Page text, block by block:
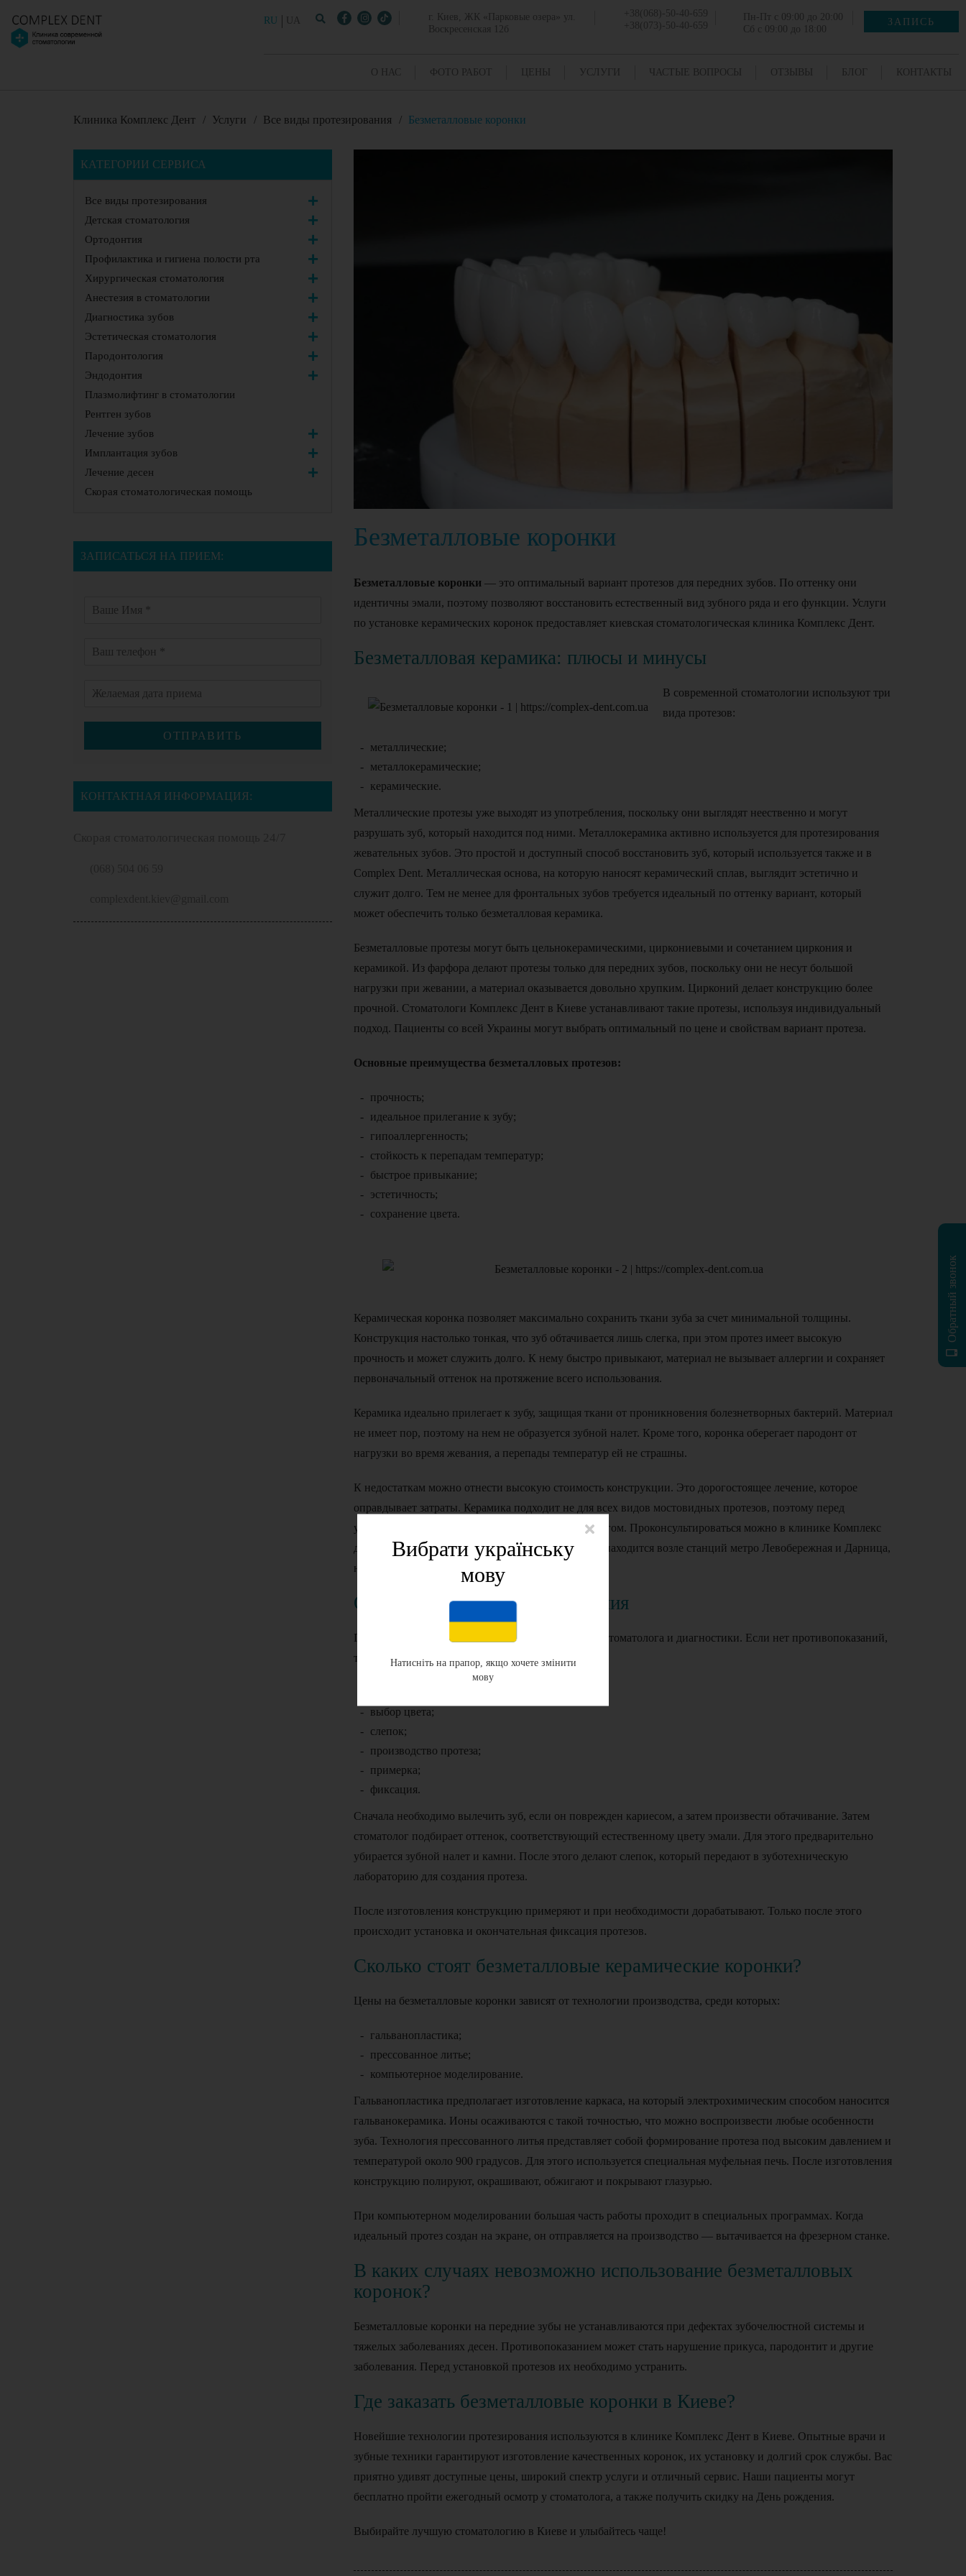
RU UA
г. Киев, ЖК «Парковые озера» ул.
Воскресенская 12б
+38(068)-50-40-659
+38(073)-50-40-659
Пн-Пт с 09:00 до 20:00
Сб с 09:00 до 18:00
ЗАПИСЬ
О НАС ФОТО РАБОТ ЦЕНЫ УСЛУГИ ЧАСТЫЕ ВОПРОСЫ ОТЗЫВЫ БЛОГ КОНТАКТЫ
Клиника Комплекс Дент / Услуги / Все виды протезирования / Безметалловые коронки
КАТЕГОРИИ СЕРВИСА
Все виды протезирования
Детская стоматология
Ортодонтия
Профилактика и гигиена полости рта
Хирургическая стоматология
Анестезия в стоматологии
Диагностика зубов
Эстетическая стоматология
Пародонтология
Эндодонтия
Плазмолифтинг в стоматологии
Рентген зубов
Лечение зубов
Имплантация зубов
Лечение десен
Скорая стоматологическая помощь
ЗАПИСАТЬСЯ НА ПРИЕМ:
ОТПРАВИТЬ
КОНТАКТНАЯ ИНФОРМАЦИЯ:
Безметалловые коронки
Безметалловые коронки — это оптимальный вариант протезов для передних зубов. По оттенку они
идентичны эмали, поэтому позволяют восстановить естественный вид зубного ряда и его функции. Услуги
по установке керамических коронок предоставляет киевская стоматологическая клиника Комплекс Дент.
Безметалловая керамика: плюсы и минусы
В современной стоматологии используют три
вида протезов:
металлические;
металлокерамические;
керамические.
Металлические протезы уже выходят из употребления, поскольку они выглядят неественно и могут
разрушать зуб, который находится под ними. Металлокерамика активно используется для протезирования
жевательных зубов. Это простой и доступный способ восстановить зуб, который используется также и в
Complex Dent. Металлическая основа, на которую наносят керамический сплав, выглядит эстетично и
служит долго. Тем не менее для фронтальных зубов требуется идеальный по оттенку вариант, который
может обеспечить только безметалловая керамика.
Безметалловые протезы могут быть цельнокерамическими, циркониевыми и сочетанием циркония и
керамикой. Из фарфора делают протезы только для передних зубов, поскольку они не несут большой
нагрузки при жевании, а материал оказывается довольно хрупким. Цирконий делает конструкцию более
прочной. Стоматологи Комплекс Дент в Киеве устанавливают такие протезы, используя индивидуальный
подход. Пациенты со всей Украины могут выбрать оптимальный по цене и свойствам вариант протеза.
Основные преимущества безметалловых протезов:
прочность;
идеальное прилегание к зубу;
гипоаллергенность;
стойкость к перепадам температур;
быстрое привыкание;
эстетичность;
сохранение цвета.
Керамическая коронка позволяет максимально сохранить ткани зуба за счет минимальной толщины.
Конструкция настолько тонкая, что зуб обтачивается лишь слегка, при этом протез имеет высокую
прочность и может служить долго. К нему быстро привыкают, материал не вызывает аллергии и сохраняет
первоначальный оттенок на протяжение всего использования.
Керамика идеально прилегает к зубу, защищая ткани от проникновения болезнетворных бактерий. Материал
не имеет пор, поэтому на нем не образуется зубной налет. Кроме того, коронка оберегает пародонт от
нагрузки во время жевания, а перепады температур ей не страшны.
К недостаткам можно отнести высокую стоимость конструкции. Это дорогостоящее лечение, которое
оправдывает затраты. Керамика подходит не для всех видов мостовидных протезов, поэтому перед
установкой обязательна консультация со стоматологом. Проконсультироваться можно в клинике Комплекс
дент в Днепровском районе Киева. Наша клиника находится возле станций метро Левобережная и Дарница,
неподалеку от массива Воскресенка.
Основные этапы протезирования
Протезирование начинается только после осмотра стоматолога и диагностики. Если нет противопоказаний,
то процесс происходит поэтапно:
выбор цвета;
слепок;
производство протеза;
примерка;
фиксация.
Сначала необходимо вылечить зуб, если он поврежден кариесом, а затем произвести обтачивание. Затем
стоматолог подбирает оттенок, соответствующий естественному цвету эмали. Для этого предварительно
убирается зубной налет и камни. После этого делают слепок, который передают в зуботехническую
лабораторию для создания протеза.
После изготовления конструкцию примеряют и при необходимости дорабатывают. Только после этого
происходит установка и окончательная фиксация протезов.
Сколько стоят безметалловые керамические коронки?
Цены на безметалловые коронки зависят от технологии производства, среди которых:
гальванопластика;
прессованное литье;
компьютерное моделирование.
Гальванопластика предполагает изготовление каркаса, на который электрохимическим способом наносится
гальванокерамика. Ионы осаживаются с такой точностью, что можно воспроизвести любые особенности
зуба. Технология прессованного литья представляет собой формирование протеза под высоким давлением и
температурой около 900 градусов. Для этого используется специальная муфельная печь. После изготовления
конструкцию полируют, окрашивают, обжигают и покрывают глазурью.
При компьютерном моделировании большая часть работы проходит в специальных программах. Когда
идеальный протез создан на экране, он отправляется на производство — вытачивается на фрезерном станке.
В каких случаях невозможно использование безметалловых
коронок?
Безметалловые коронки на передние зубы не устанавливаются при дефектах зубочелюстной системы и
тяжелых заболеваниях десен. Противопоказанием может стать нарушение прикуса, пародонтит и другие
заболевания. Перед установкой протезов их необходимо устранить.
Где заказать безметалловые коронки в Киеве?
Новейшие технологии протезирования используются в клинике Комплекс Дент в Киеве. Опытные врачи и
зубные техники гарантируют изготовление качественных коронок, их установку и долгий срок службы. Вас
приятно удивят доступные цены, широкий спектр услуги и отличный сервис. Наши пациенты могут
бесплатно пройти ежегодный осмотр у стоматолога, а также получить скидку на День рождения.
Выбирайте лучшую стоматологию в Киеве и улыбайтесь чаще!
Вибрати українську
мову
Натисніть на прапор, якщо хочете змінити
мову
Обратный звонок